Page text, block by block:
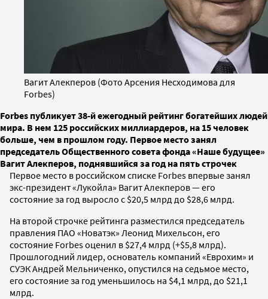
Вагит Алекперов (Фото Арсения Несходимова для
Forbes)
Forbes публикует 38-й ежегодный рейтинг богатейших людей
мира. В нем 125 российских миллиардеров, на 15 человек
больше, чем в прошлом году. Первое место занял
председатель Общественного совета фонда «Наше будущее»
Вагит Алекперов, поднявшийся за год на пять строчек
Первое место в российском списке Forbes впервые занял
экс-президент «Лукойла» Вагит Алекперов — его
состояние за год выросло с $20,5 млрд до $28,6 млрд.
На второй строчке рейтинга разместился председатель
правления ПАО «Новатэк» Леонид Михельсон, его
состояние Forbes оценил в $27,4 млрд (+$5,8 млрд).
Прошлогодний лидер, основатель компаний «Еврохим» и
СУЭК Андрей Мельниченко, опустился на седьмое место,
его состояние за год уменьшилось на $4,1 млрд, до $21,1
млрд.